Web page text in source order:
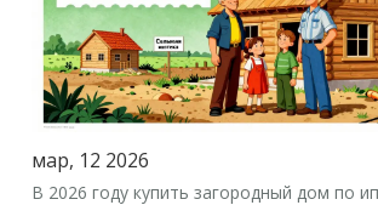
мар, 12 2026
В 2026 году купить загородный дом по